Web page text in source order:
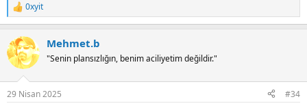
R
e
c
t
i
s
0xyit
Mehmet.b
"Senin plansızlığın, benim aciliyetim değildir."
29 Nisan 2025 #34